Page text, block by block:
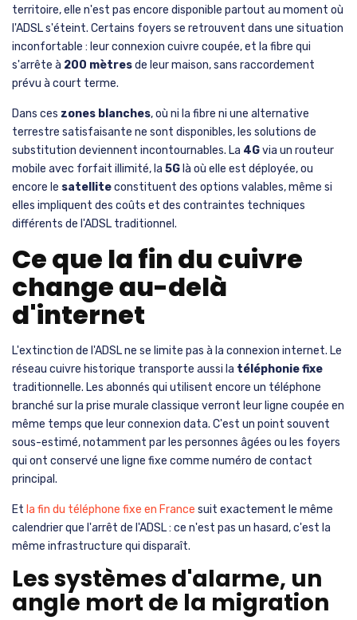
territoire, elle n'est pas encore disponible partout au moment où
l'ADSL s'éteint. Certains foyers se retrouvent dans une situation
inconfortable : leur connexion cuivre coupée, et la fibre qui
s'arrête à 200 mètresde leur maison, sans raccordement
prévu à court terme.
Dans ces zones blanches, où ni la fibre ni une alternative
terrestre satisfaisante ne sont disponibles, les solutions de
substitution deviennent incontournables. La 4Gvia un routeur
mobile avec forfait illimité, la 5G là où elle est déployée, ou
encore le satelliteconstituent des options valables, même si
elles impliquent des coûts et des contraintes techniques
différents de l'ADSL traditionnel.
Ce que la fin du cuivre
change au-delà
d'internet
L'extinction de l'ADSL ne se limite pas à la connexion internet. Le
réseau cuivre historique transporte aussi la téléphonie fixe
traditionnelle. Les abonnés qui utilisent encore un téléphone
branché sur la prise murale classique verront leur ligne coupée en
même temps que leur connexion data. C'est un point souvent
sous-estimé, notamment par les personnes âgées ou les foyers
qui ont conservé une ligne fixe comme numéro de contact
principal.
Et la fin du téléphone fixe en France suit exactement le même
calendrier que l'arrêt de l'ADSL : ce n'est pas un hasard, c'est la
même infrastructure qui disparaît.
Les systèmes d'alarme, un
angle mort de la migration